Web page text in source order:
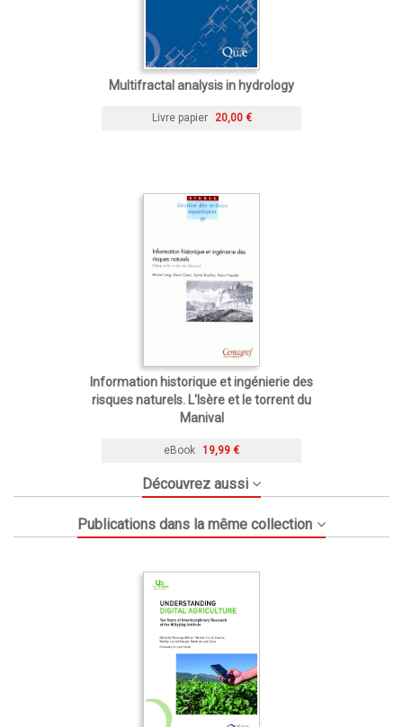
Multifractal analysis in hydrology
Livre papier 20,00 €
Information historique et ingénierie des
risques naturels. L'Isère et le torrent du
Manival
eBook 19,99 €
Découvrez aussi
Publications dans la même collection